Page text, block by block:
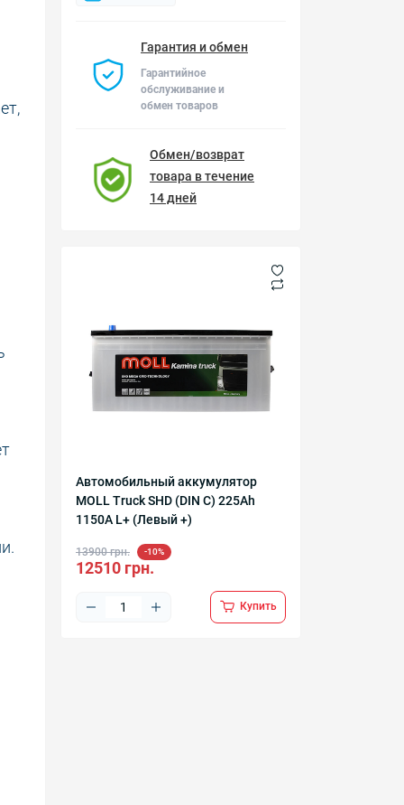
Гарантия и обмен
Гарантийное
обслуживание и
обмен товаров
Обмен/возврат
товара в течение
14 дней
Автомобильный аккумулятор
MOLL Truck SHD (DIN C) 225Ah
1150A L+ (Левый +)
13900 грн. -10%
12510 грн.
Купить